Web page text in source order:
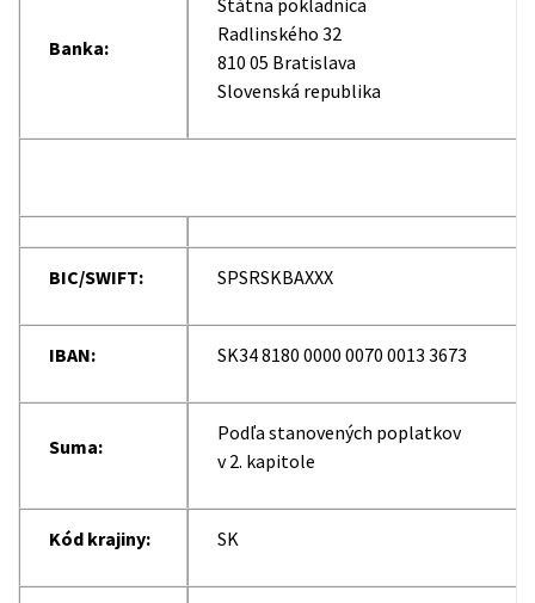
Banka:
Štátna pokladnica
Radlinského 32
810 05 Bratislava
Slovenská republika
BIC/SWIFT: SPSRSKBAXXX
IBAN: SK34 8180 0000 0070 0013 3673
Suma:
Podľa stanovených poplatkov
v 2. kapitole
Kód krajiny: SK